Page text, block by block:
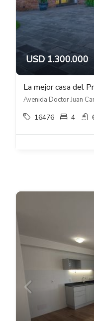
USD 1.300.000
Avenida Doctor Juan
16476 4